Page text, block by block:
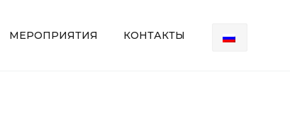
МЕРОПРИЯТИЯ КОНТАКТЫ